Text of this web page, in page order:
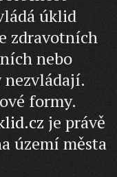
úklid
zdravotních
nebo
formy.
je právě
území města